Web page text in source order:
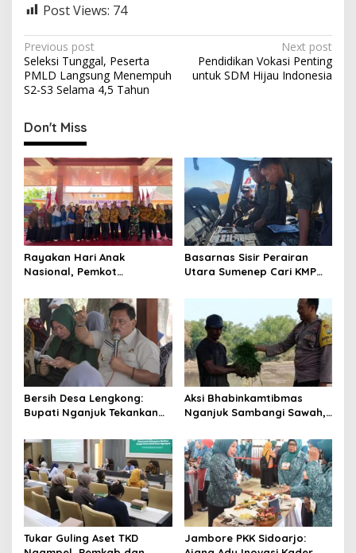
Post Views: 74
P
o
s
t
n
a
v
i
g
a
t
i
o
n
Previous post
Seleksi Tunggal, Peserta
PMLD Langsung Menempuh
S2-S3 Selama 4,5 Tahun
Next post
Pendidikan Vokasi Penting
untuk SDM Hijau Indonesia
Don't Miss
Rayakan Hari Anak
Nasional, Pemkot
Kembali Permainan
Tradisional
Basarnas Sisir Perairan
Utara Sumenep Cari KMP
Bersih Desa Lengkong:
Bupati Nganjuk Tekankan
Pembangunan
Aksi Bhabinkamtibmas
Nganjuk Sambangi Sawah,
Ketahanan Pangan
Tukar Guling Aset TKD
Jambore PKK Sidoarjo: